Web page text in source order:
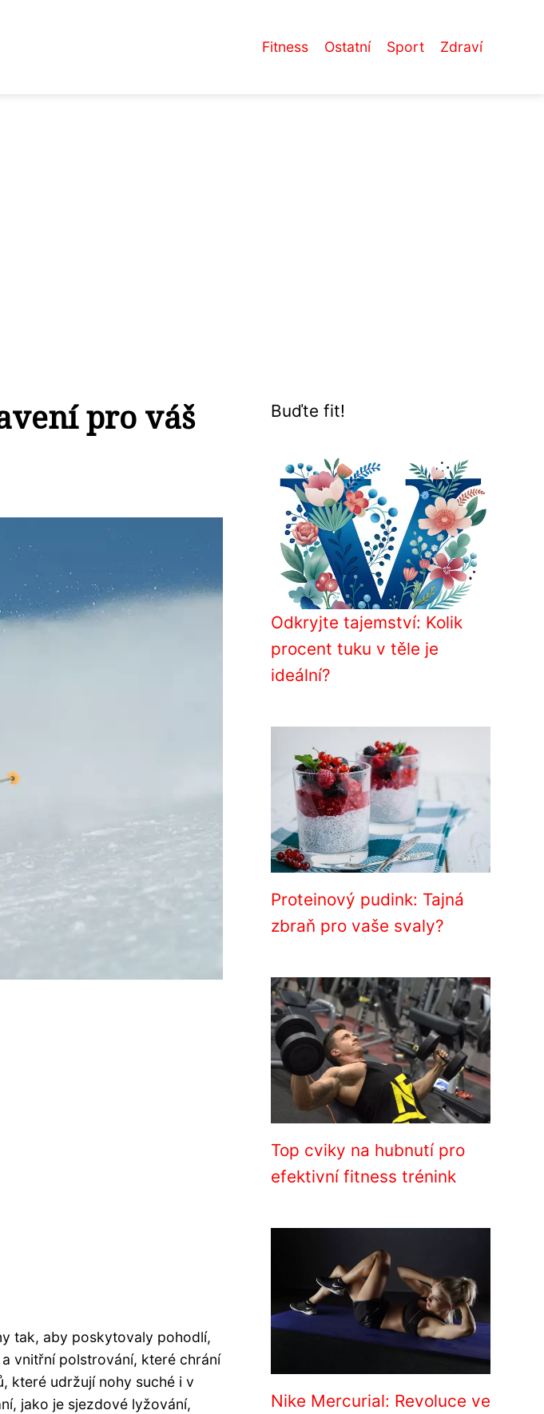
Fitness Ostatní Sport Zdraví
pro váš
tak, aby poskytovaly pohodlí,
vnitřní polstrování, které chrání
které udržují nohy suché i v
jako je sjezdové lyžování,
Buďte fit!
Odkryjte tajemství: Kolik
procent tuku v těle je
ideální?
Proteinový pudink: Tajná
zbraň pro vaše svaly?
Top cviky na hubnutí pro
efektivní fitness trénink
Nike Mercurial: Revoluce ve